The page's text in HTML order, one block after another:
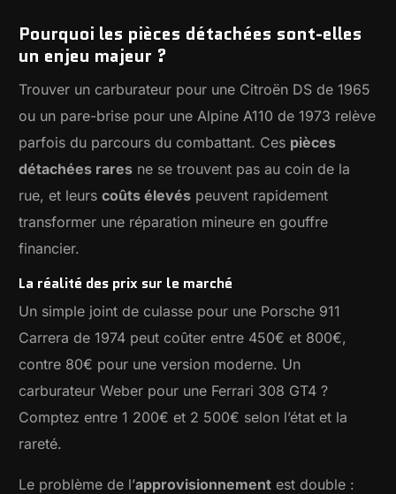
Pourquoi les pièces détachées sont-elles
un enjeu majeur ?
Trouver un carburateur pour une Citroën DS de 1965
ou un pare-brise pour une Alpine A110 de 1973 relève
parfois du parcours du combattant. Ces pièces
détachées rares ne se trouvent pas au coin de la
rue, et leurscoûts élevés peuvent rapidement
transformer une réparation mineure en gouffre
financier.
La réalité des prix sur le marché
Un simple joint de culasse pour une Porsche 911
Carrera de 1974 peut coûter entre 450€ et 800€,
contre 80€ pour une version moderne. Un
carburateur Weber pour une Ferrari 308 GT4 ?
Comptez entre 1 200€ et 2 500€ selon l’état et la
rareté.
Le problème de l’approvisionnement est double :